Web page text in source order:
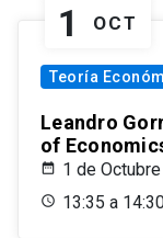
1 OCT
Teoría
Leandro
of
1 de
13:35 a